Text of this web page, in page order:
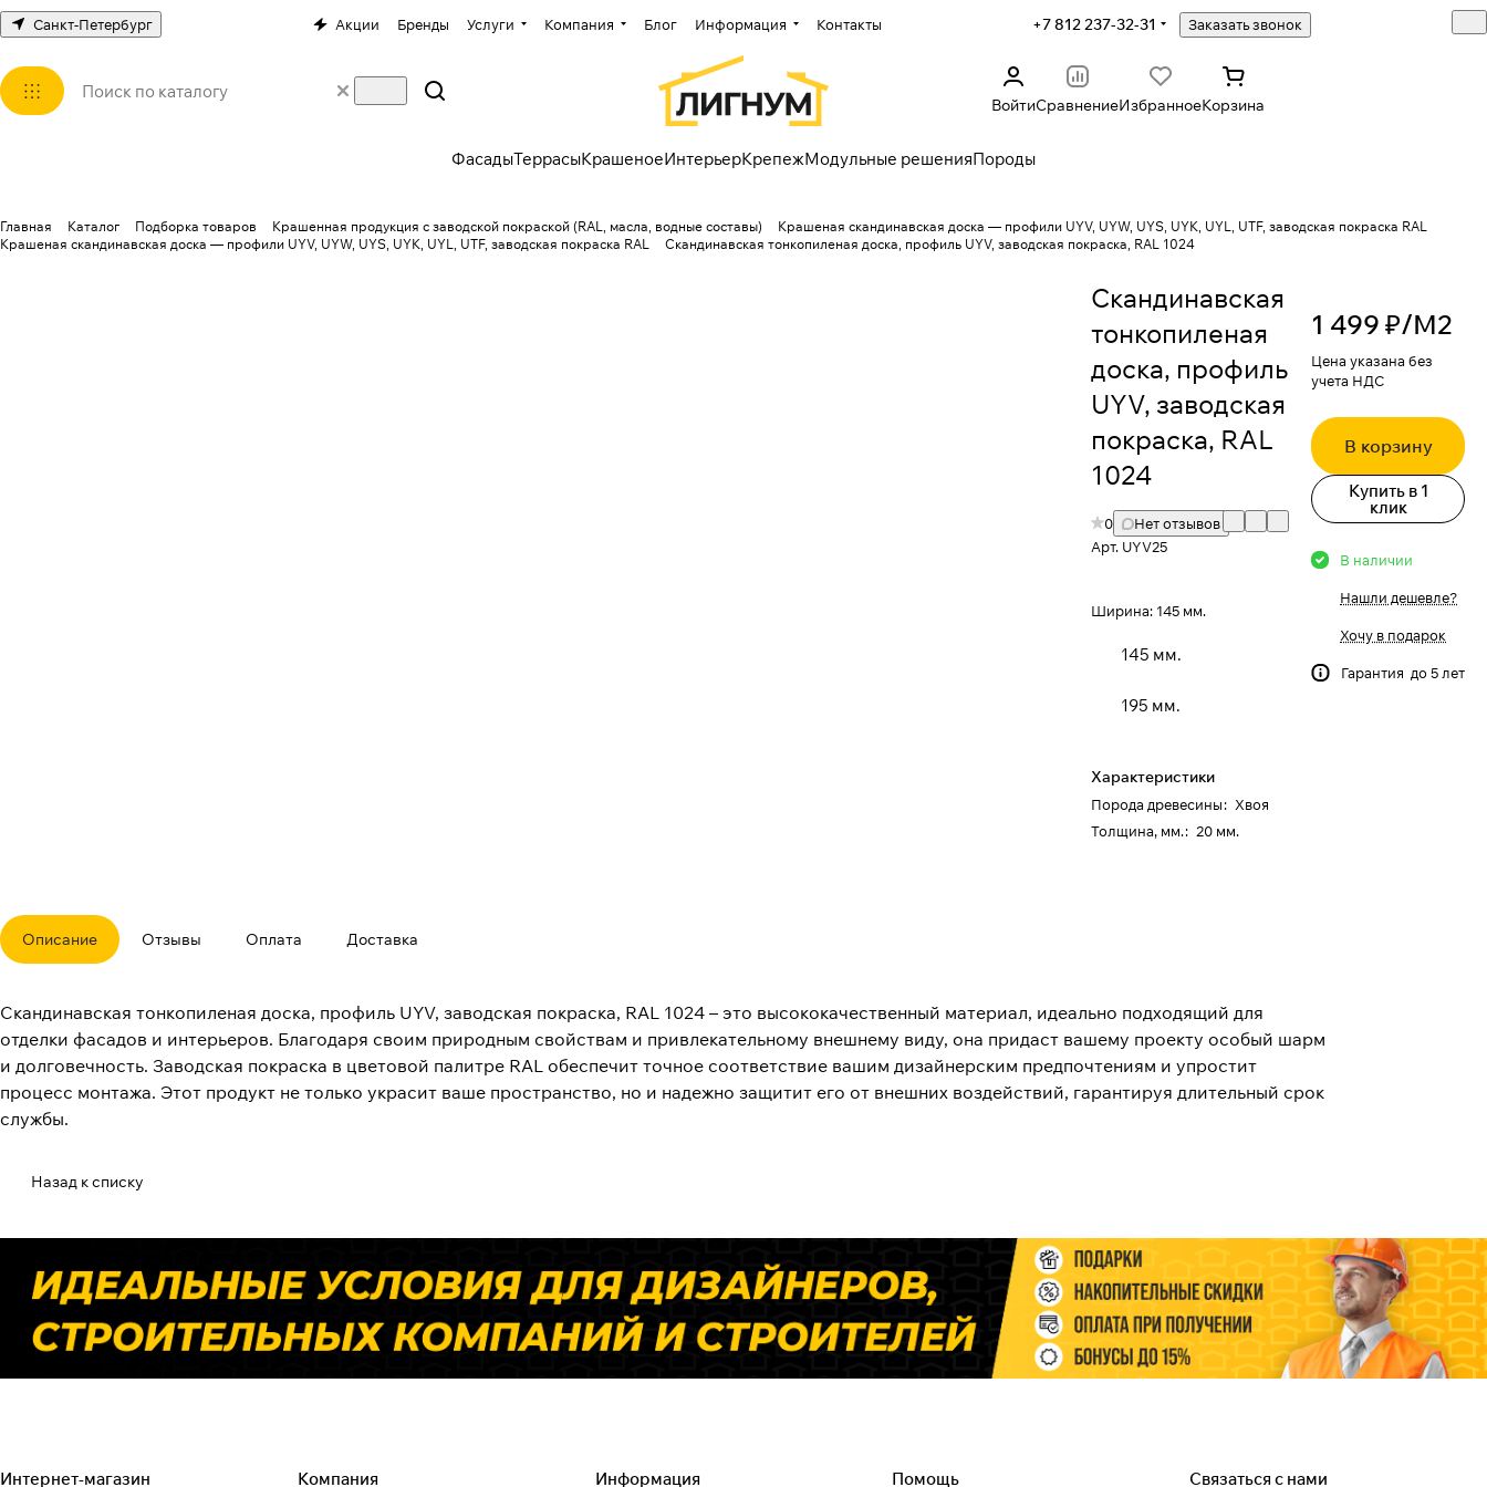
Санкт-Петербург Акции Бренды Услуги Компания Блог Информация Контакты +7 812 237-32-31 Заказать звонок
ВойтиСравнениеИзбранноеКорзина
ФасадыТеррасыКрашеноеИнтерьерКрепежМодульные решенияПороды
Главная Каталог Подборка товаров Крашенная продукция с заводской покраской (RAL, масла, водные составы)
Крашеная скандинавская доска — профили UYV, UYW, UYS, UYK, UYL, UTF, заводская покраска RAL
Крашеная скандинавская доска — профили UYV, UYW, UYS, UYK, UYL, UTF, заводская покраска RAL
Скандинавская тонкопиленая доска, профиль UYV, заводская покраска, RAL 1024
Скандинавская
тонкопиленая
доска, профиль
UYV, заводская
покраска, RAL
1024
0
Нет отзывов
Арт. UYV25
Ширина: 145 мм.
145 мм.
195 мм.
Характеристики
Порода древесины: Хвоя
Толщина, мм.: 20 мм.
1 499 ₽/М2
Цена указана без
учета НДС
В корзину
Купить в 1
клик
В наличии
Нашли дешевле?
Хочу в подарок
Гарантия до 5 лет
Описание Отзывы Оплата Доставка
Скандинавская тонкопиленая доска, профиль UYV, заводская покраска, RAL 1024 – это высококачественный материал, идеально подходящий для
отделки фасадов и интерьеров. Благодаря своим природным свойствам и привлекательному внешнему виду, она придаст вашему проекту особый шарм
и долговечность. Заводская покраска в цветовой палитре RAL обеспечит точное соответствие вашим дизайнерским предпочтениям и упростит
процесс монтажа. Этот продукт не только украсит ваше пространство, но и надежно защитит его от внешних воздействий, гарантируя длительный срок
службы.
Назад к списку
Интернет-магазин Компания Информация Помощь Связаться с нами